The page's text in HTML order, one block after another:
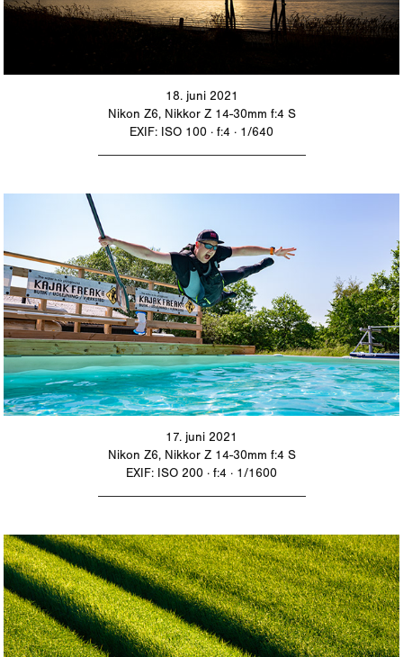
18. juni 2021
Nikon Z6, Nikkor Z 14-30mm f:4 S
EXIF: ISO 100 · f:4 · 1/640
17. juni 2021
Nikon Z6, Nikkor Z 14-30mm f:4 S
EXIF: ISO 200 · f:4 · 1/1600